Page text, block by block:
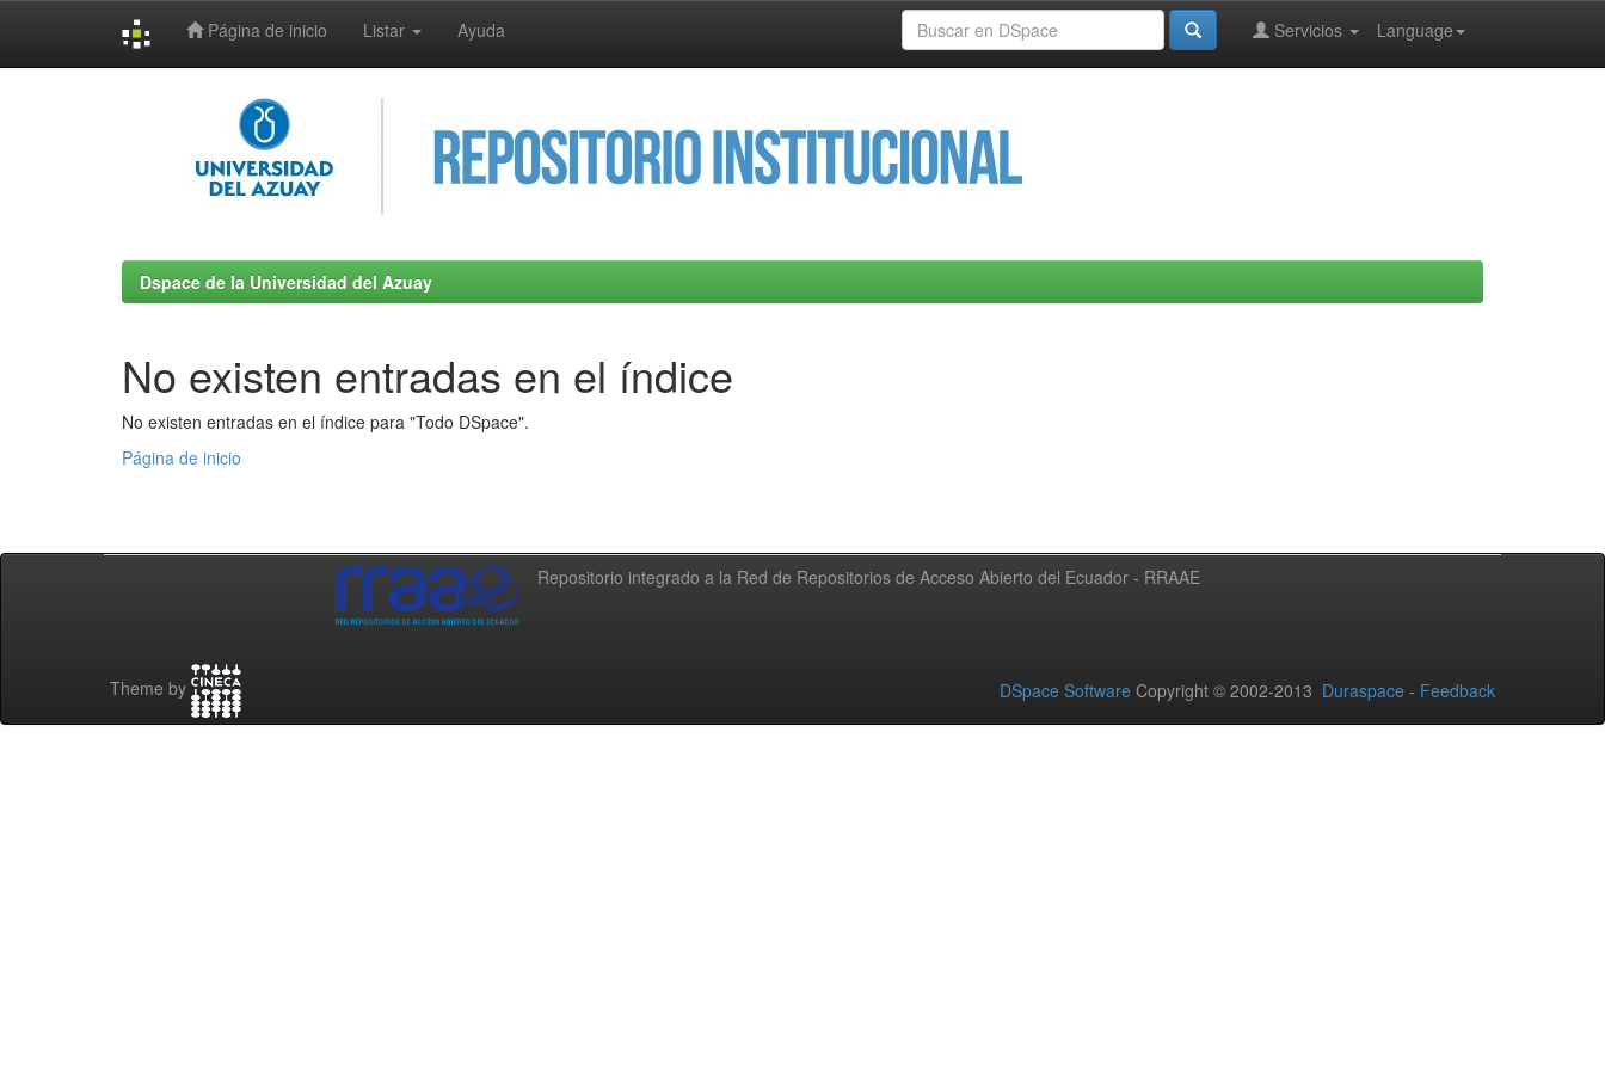
Página de inicio Listar Ayuda Language
Servicios
Dspace de la Universidad del Azuay
No existen entradas en el índice
No existen entradas en el índice para "Todo DSpace".
Página de inicio
Repositorio integrado a la Red de Repositorios de Acceso Abierto del Ecuador - RRAAE
Theme by DSpace Software Copyright © 2002-2013 Duraspace - Feedback